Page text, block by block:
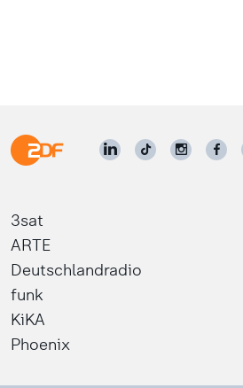
3sat
ARTE
Deutschlandradio
funk
KiKA
Phoenix